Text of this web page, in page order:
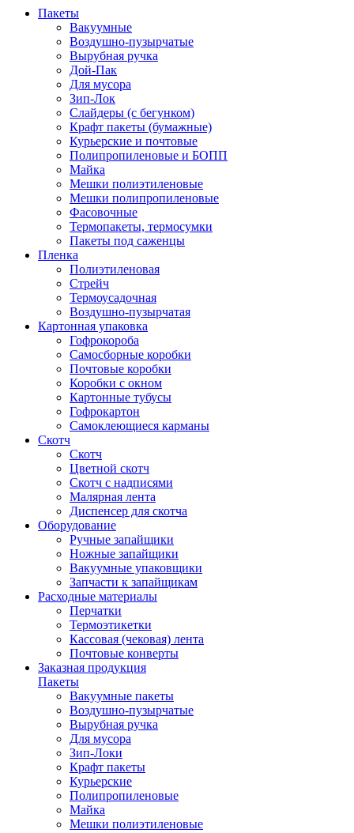
Пакеты
Вакуумные
Воздушно-пузырчатые
Вырубная ручка
Дой-Пак
Для мусора
Зип-Лок
Слайдеры (с бегунком)
Крафт пакеты (бумажные)
Курьерские и почтовые
Полипропиленовые и БОПП
Майка
Мешки полиэтиленовые
Мешки полипропиленовые
Фасовочные
Термопакеты, термосумки
Пакеты под саженцы
Пленка
Полиэтиленовая
Стрейч
Термоусадочная
Воздушно-пузырчатая
Картонная упаковка
Гофрокороба
Самосборные коробки
Почтовые коробки
Коробки с окном
Картонные тубусы
Гофрокартон
Самоклеющиеся карманы
Скотч
Скотч
Цветной скотч
Скотч с надписями
Малярная лента
Диспенсер для скотча
Оборудование
Ручные запайщики
Ножные запайщики
Вакуумные упаковщики
Запчасти к запайщикам
Расходные материалы
Перчатки
Термоэтикетки
Кассовая (чековая) лента
Почтовые конверты
Заказная продукция
Пакеты
Вакуумные пакеты
Воздушно-пузырчатые
Вырубная ручка
Для мусора
Зип-Локи
Крафт пакеты
Курьерские
Полипропиленовые
Майка
Мешки полиэтиленовые